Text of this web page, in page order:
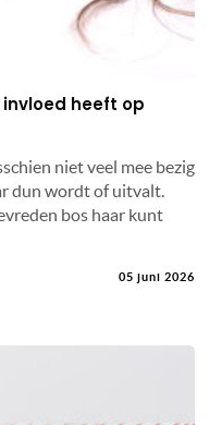
heeft op
niet veel mee bezig
dun wordt of uitvalt.
bos haar kunt
05 juni 2026